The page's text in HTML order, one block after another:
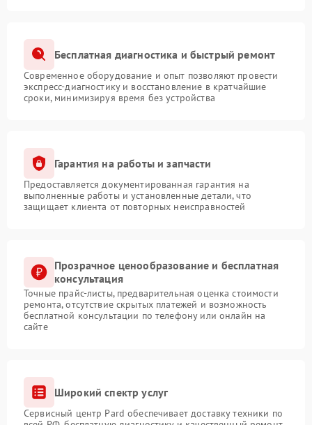
Бесплатная диагностика и быстрый ремонт
Современное оборудование и опыт позволяют провести
экспресс-диагностику и восстановление в кратчайшие
сроки, минимизируя время без устройства
Гарантия на работы и запчасти
Предоставляется документированная гарантия на
выполненные работы и установленные детали, что
защищает клиента от повторных неисправностей
Прозрачное ценообразование и бесплатная
консультация
Точные прайс-листы, предварительная оценка стоимости
ремонта, отсутствие скрытых платежей и возможность
бесплатной консультации по телефону или онлайн на
сайте
Широкий спектр услуг
Сервисный центр Pard обеспечивает доставку техники по